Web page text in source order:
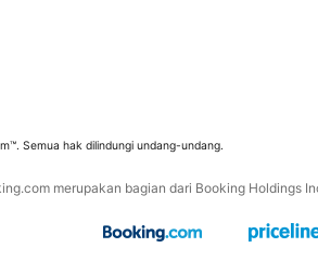
Semua hak dilindungi undang-undang.
merupakan bagian dari Booking Holdings